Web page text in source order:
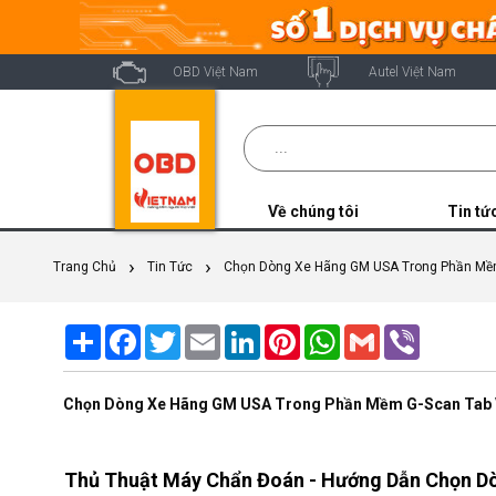
OBD Việt Nam Autel Việt Nam
Về chúng tôi Tin
Trang Chủ Tin Tức Chọn Dòng Xe Hãng GM USA Trong Phần
Share Facebook
TwitterEmail LinkedInPinterestWhatsApp
Gmail
Chọn Dòng Xe Hãng GM USA Trong Phần Mềm G-Scan Tab
Thủ Thuật Máy Chẩn Đoán - Hướng Dẫn Chọn